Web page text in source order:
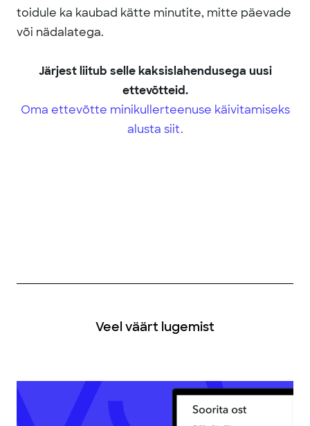
toidule ka kaubad kätte minutite, mitte päevade
või nädalatega.
Järjest liitub selle kaksislahendusega uusi
ettevõtteid.
Oma ettevõtte minikullerteenuse käivitamiseks
alusta siit.
Veel väärt lugemist